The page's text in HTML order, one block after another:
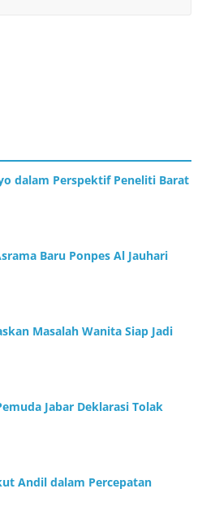
dalam Perspektif Peneliti Barat
Baru Ponpes Al Jauhari
Masalah Wanita Siap Jadi
Jabar Deklarasi Tolak
Andil dalam Percepatan